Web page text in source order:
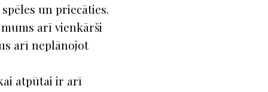
un priecāties.
arī vienkārši
arī neplānojot
atpūtai ir arī